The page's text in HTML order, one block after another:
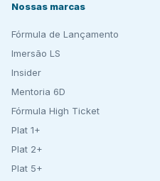
Nossas marcas
Fórmula de Lançamento
Imersão LS
Insider
Mentoria 6D
Fórmula High Ticket
Plat 1+
Plat 2+
Plat 5+